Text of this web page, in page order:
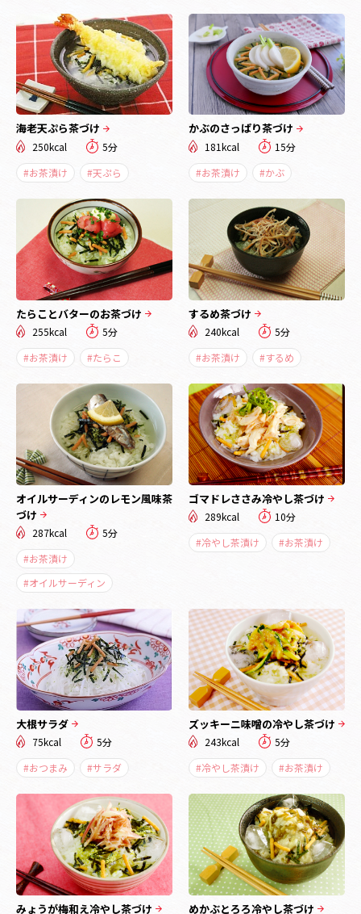
海老天ぷら茶づけ
250kcal
5分
#お茶漬け
#天ぷら
かぶのさっぱり茶づけ
181kcal
15分
#お茶漬け
#かぶ
たらことバターのお茶づけ
255kcal
5分
#お茶漬け
#たらこ
するめ茶づけ
240kcal
5分
#お茶漬け
#するめ
オイルサーディンのレモン風味茶
づけ
287kcal
5分
#お茶漬け
#オイルサーディン
ゴマドレささみ冷やし茶づけ
289kcal
10分
#冷やし茶漬け
#お茶漬け
大根サラダ
75kcal
5分
#おつまみ
#サラダ
ズッキーニ味噌の冷やし茶づけ
243kcal
5分
#冷やし茶漬け
#お茶漬け
みょうが梅和え冷やし茶づけ めかぶとろろ冷やし茶づけ